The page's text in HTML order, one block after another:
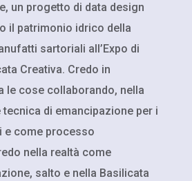
un progetto di data design
il patrimonio idrico della
sartoriali all’Expo di
Creativa. Credo in
le cose collaborando, nella
di emancipazione per i
e come processo
nella realtà come
salto e nella Basilicata